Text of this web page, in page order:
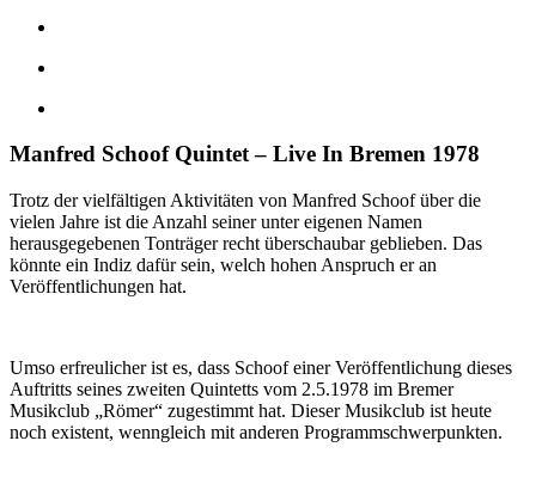
Manfred Schoof Quintet – Live In Bremen 1978
Trotz der vielfältigen Aktivitäten von Manfred Schoof über die
vielen Jahre ist die Anzahl seiner unter eigenen Namen
herausgegebenen Tonträger recht überschaubar geblieben. Das
könnte ein Indiz dafür sein, welch hohen Anspruch er an
Veröffentlichungen hat.
Umso erfreulicher ist es, dass Schoof einer Veröffentlichung dieses
Auftritts seines zweiten Quintetts vom 2.5.1978 im Bremer
Musikclub „Römer“ zugestimmt hat. Dieser Musikclub ist heute
noch existent, wenngleich mit anderen Programmschwerpunkten.